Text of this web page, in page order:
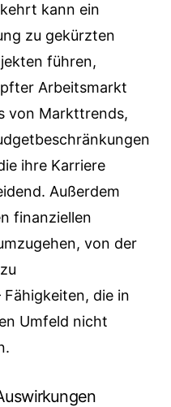
kann ein
zu gekürzten
führen,
Arbeitsmarkt
von Markttrends,
ihre Karriere
Außerdem
finanziellen
von der
die in
Umfeld nicht